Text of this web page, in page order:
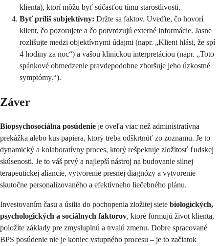
klienta), ktorí môžu byť súčasťou tímu starostlivosti.
Byť príliš subjektívny: Držte sa faktov. Uveďte, čo hovorí
klient, čo pozorujete a čo potvrdzujú externé informácie. Jasne
rozlišujte medzi objektívnymi údajmi (napr. „Klient hlási, že spí
4 hodiny za noc“) a vašou klinickou interpretáciou (napr. „Toto
spánkové obmedzenie pravdepodobne zhoršuje jeho úzkostné
symptómy.“).
Záver
Biopsychosociálna posúdenie je oveľa viac než administratívna
prekážka alebo kus papiera, ktorý treba odškrtnúť zo zoznamu. Je to
dynamický a kolaboratívny proces, ktorý rešpektuje zložitosť ľudskej
skúsenosti. Je to váš prvý a najlepší nástroj na budovanie silnej
terapeutickej aliancie, vytvorenie presnej diagnózy a vytvorenie
skutočne personalizovaného a efektívneho liečebného plánu.
Investovaním času a úsilia do pochopenia zložitej siete biologických,
psychologických a sociálnych faktorov, ktoré formujú život klienta,
položíte základy pre zmysluplnú a trvalú zmenu. Dobre spracované
BPS posúdenie nie je koniec vstupného procesu – je to začiatok